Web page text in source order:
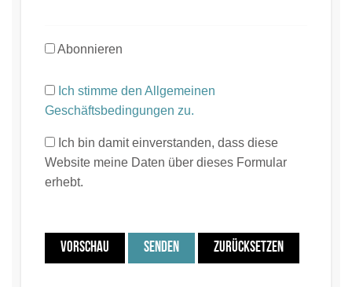
Abonnieren
Ich stimme den Allgemeinen
Geschäftsbedingungen zu.
Ich bin damit einverstanden, dass diese
Website meine Daten über dieses Formular
erhebt.
VORSCHAU SENDEN ZURÜCKSETZEN